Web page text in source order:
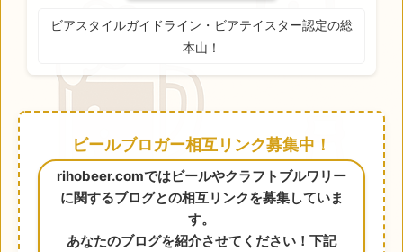
ビアスタイルガイドライン・ビアテイスター認定の総
本山！
ビールブロガー相互リンク募集中！
rihobeer.comではビールやクラフトブルワリー
に関するブログとの相互リンクを募集していま
す。
あなたのブログを紹介させてください！下記